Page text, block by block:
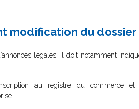
modification du dossier
légales. Il doit notamment
au registre du commerce